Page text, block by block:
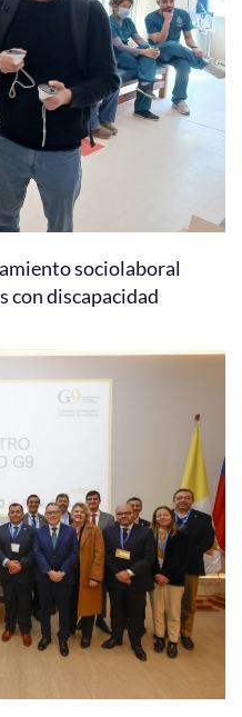
sociolaboral
con discapacidad